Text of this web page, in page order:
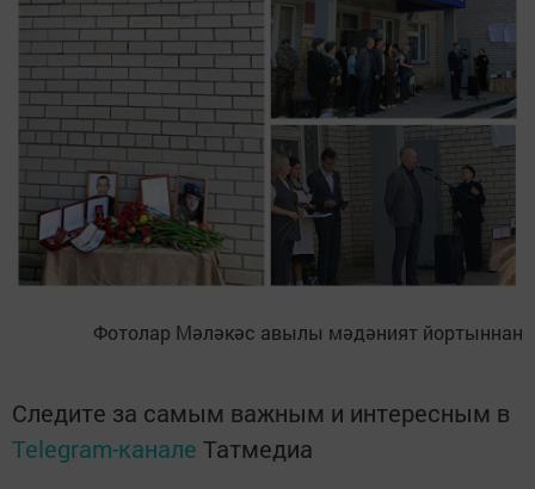
Фотолар Мәләкәс авылы мәдәният йортыннан
Следите за самым важным и интересным в
Telegram-канале Татмедиа